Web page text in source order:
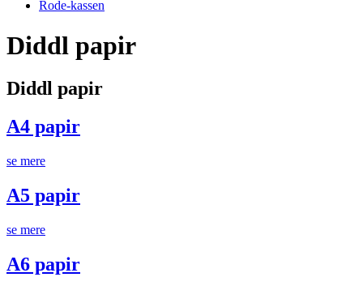
Rode-kassen
Diddl papir
Diddl papir
A4 papir
se mere
A5 papir
se mere
A6 papir